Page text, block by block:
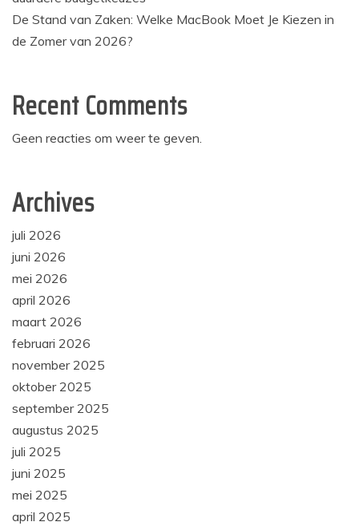
De Stand van Zaken: Welke MacBook Moet Je Kiezen in
de Zomer van 2026?
Recent Comments
Geen reacties om weer te geven.
Archives
juli 2026
juni 2026
mei 2026
april 2026
maart 2026
februari 2026
november 2025
oktober 2025
september 2025
augustus 2025
juli 2025
juni 2025
mei 2025
april 2025